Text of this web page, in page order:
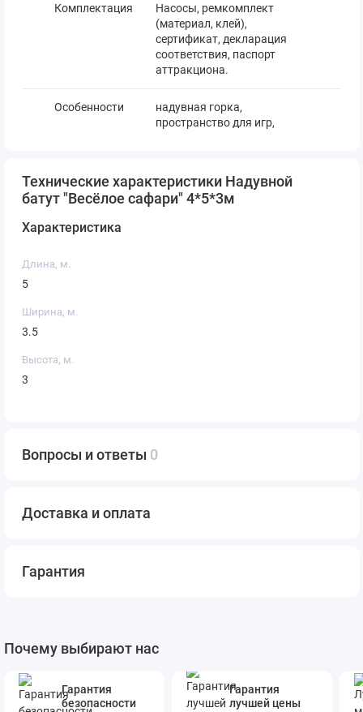
Комплектация
Насосы, ремкомплект
(материал, клей),
сертификат, декларация
соответствия, паспорт
аттракциона.
Особенности
надувная горка,
пространство для игр,
фигуры, крыша.
упаковке, м.
Технические характеристики Надувной
батут "Весёлое сафари" 4*5*3м
Характеристика
Длина, м.
5
Ширина, м.
3.5
Высота, м.
3
Вопросы и ответы 0
Доставка и оплата
Гарантия
Почему выбирают нас
Гарантия
безопасности
Гарантия
лучшей цены